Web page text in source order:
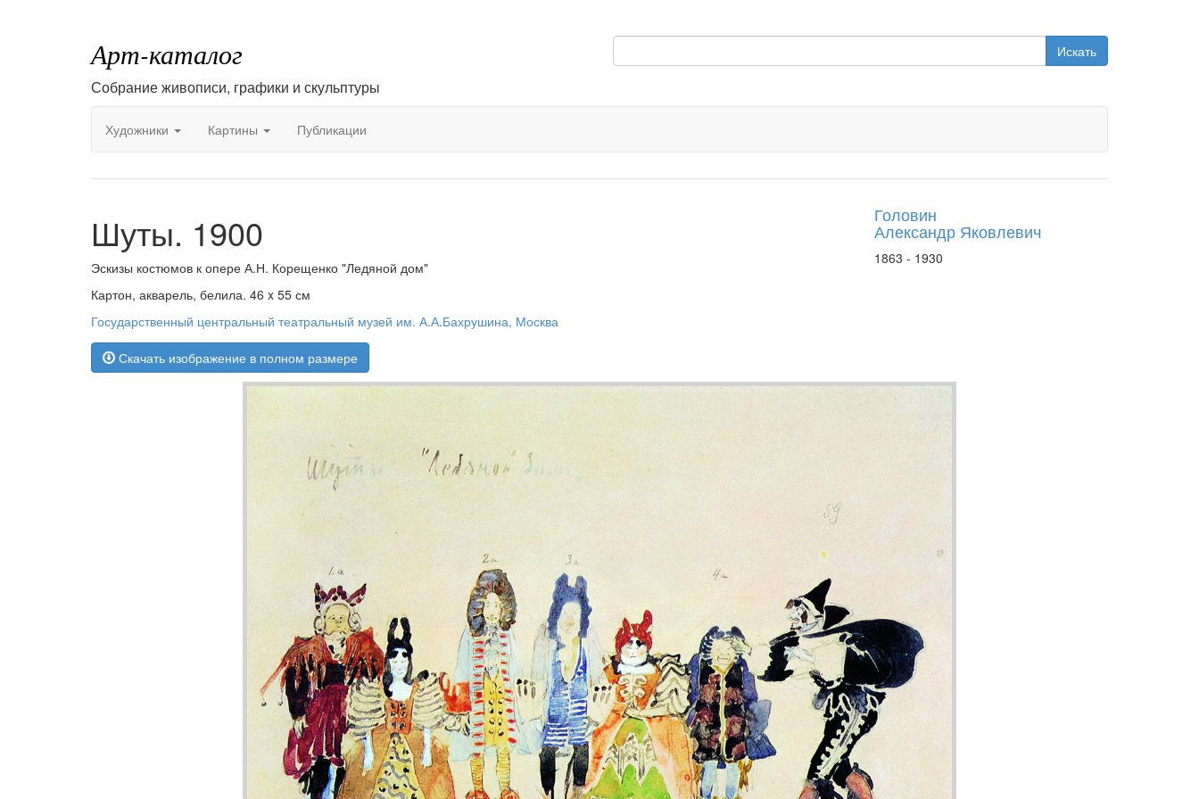
Арт-каталог
Собрание живописи, графики и скульптуры
Искать
Художники Картины Публикации
Шуты. 1900
Эскизы костюмов к опере А.Н. Корещенко "Ледяной дом"
Картон, акварель, белила. 46 x 55 см
Государственный центральный театральный музей им. А.А.Бахрушина, Москва
Скачать изображение в полном размере
Головин
Александр Яковлевич
1863 - 1930